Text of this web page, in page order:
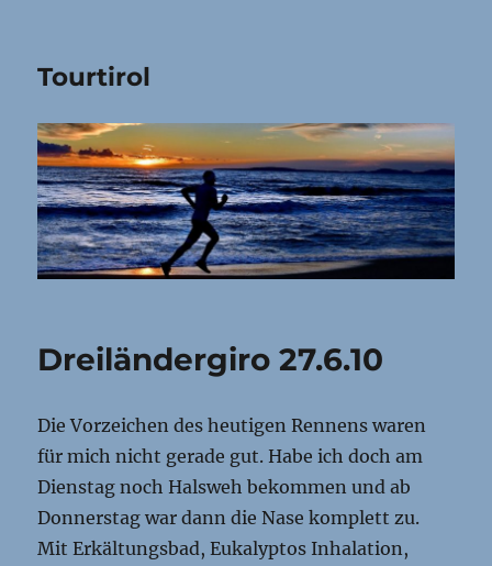
Tourtirol
Dreiländergiro 27.6.10
Die Vorzeichen des heutigen Rennens waren
für mich nicht gerade gut. Habe ich doch am
Dienstag noch Halsweh bekommen und ab
Donnerstag war dann die Nase komplett zu.
Mit Erkältungsbad, Eukalyptos Inhalation,